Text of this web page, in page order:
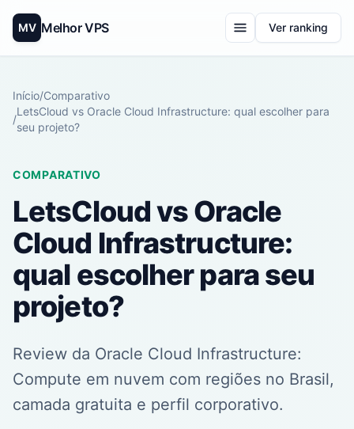
MV Melhor VPS Ver ranking
Início/Comparativo
/
LetsCloud vs Oracle Cloud Infrastructure: qual escolher para
seu projeto?
COMPARATIVO
LetsCloud vs Oracle
Cloud Infrastructure:
qual escolher para seu
projeto?
Review da Oracle Cloud Infrastructure:
Compute em nuvem com regiões no Brasil,
camada gratuita e perfil corporativo.